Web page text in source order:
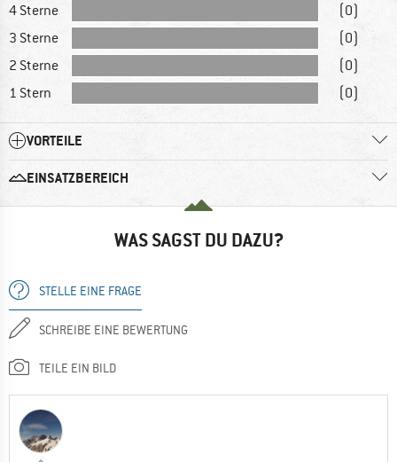
4 Sterne
(0)
3 Sterne
(0)
2 Sterne
(0)
1 Stern
(0)
VORTEILE
EINSATZBEREICH
WAS SAGST DU DAZU?
STELLE EINE FRAGE
SCHREIBE EINE BEWERTUNG
TEILE EIN BILD